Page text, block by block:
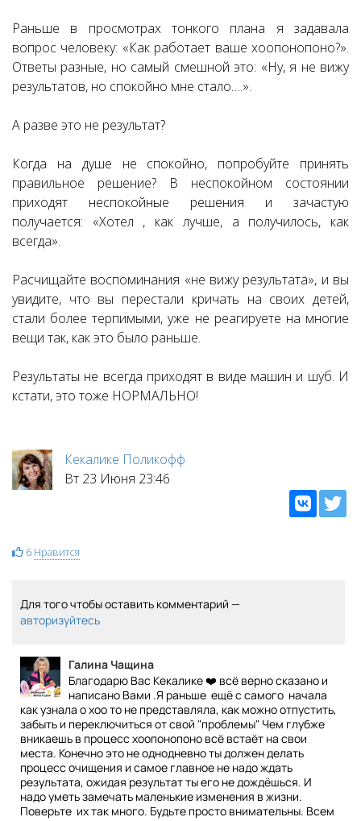
Раньше в просмотрах тонкого плана я задавала
вопрос человеку: «Как работает ваше хоопонопоно?».
Ответы разные, но самый смешной это: «Ну, я не вижу
результатов, но спокойно мне стало….».
А разве это не результат?
Когда на душе не спокойно, попробуйте принять
правильное решение? В неспокойном состоянии
приходят неспокойные решения и зачастую
получается: «Хотел , как лучше, а получилось, как
всегда».
Расчищайте воспоминания «не вижу результата», и вы
увидите, что вы перестали кричать на своих детей,
стали более терпимыми, уже не реагируете на многие
вещи так, как это было раньше.
Результаты не всегда приходят в виде машин и шуб. И
кстати, это тоже НОРМАЛЬНО!
Кекалике Поликофф
Вт 23 Июня 23:46
6 Нравится
Для того чтобы оставить комментарий —
авторизуйтесь
Галина Чащина
Благодарю Вас Кекалике ❤️ всё верно сказано и
написано Вами .Я раньше ещё с самого начала
как узнала о хоо то не представляла, как можно отпустить,
забыть и переключиться от свой "проблемы" Чем глубже
вникаешь в процесс хоопонопоно всё встаёт на свои
места. Конечно это не однодневно ты должен делать
процесс очищения и самое главное не надо ждать
результата, ожидая результат ты его не дождёшься. И
надо уметь замечать маленькие изменения в жизни.
Поверьте их так много. Будьте просто внимательны. Всем